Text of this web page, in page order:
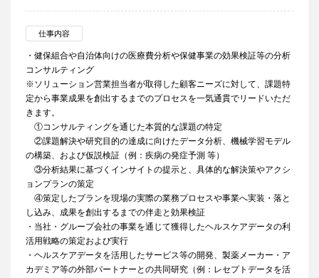
仕事内容
・健保組合や自治体向けの医療費分析や保健事業の効果検証等の分析
コンサルティング
※ソリューション営業担当者が取得した顧客ニーズに対して、課題特
定から事業成果を創出するまでのプロセスを一気通貫でリードいただ
きます。
①コンサルティングを通じた本質的な課題の特定
②課題解決や研究目的の達成に向けたデータ分析、機械学習モデル
の構築、および仮説検証（例：疾病の発症予測 等）
③分析結果に基づくインサイトの提示と、具体的な解決策やアクシ
ョンプランの策定
④策定したプランを現場の実際の業務プロセスや事業へ実装・落と
し込み、成果を創出するまでの伴走と効果検証
・当社・グループ会社の事業を通じて獲得したヘルスケアデータの利
活用戦略の策定および実行
・ヘルスケアデータを活用したサービス等の開発、製薬メーカー・ア
カデミア等の外部パートナーとの共同研究（例：レセプトデータを活